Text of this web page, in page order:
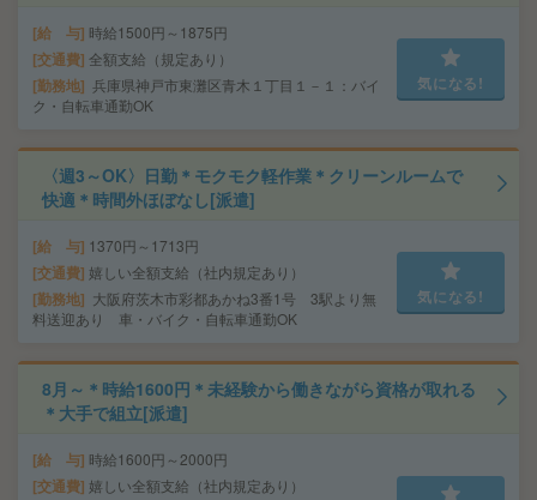
給 与 時給1500円～1875円
交通費 全額支給（規定あり）
勤務地 兵庫県神戸市東灘区青木１丁目１－１：バイ
ク・自転車通勤OK
気になる!
〈週3～OK〉日勤＊モクモク軽作業＊クリーンルームで
快適＊時間外ほぼなし[派遣]
給 与 1370円～1713円
交通費 嬉しい全額支給（社内規定あり）
勤務地
大阪府茨木市彩都あかね3番1号 3駅より無
料送迎あり 車・バイク・自転車通勤OK
気になる!
8月～＊時給1600円＊未経験から働きながら資格が取れる
＊大手で組立[派遣]
給 与 時給1600円～2000円
交通費 嬉しい全額支給（社内規定あり）